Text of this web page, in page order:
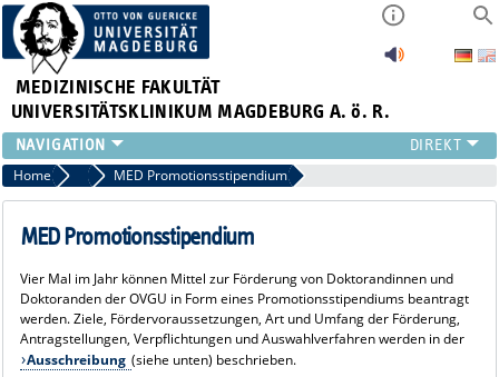
MEDIZINISCHE FAKULTÄT
UNIVERSITÄTSKLINIKUM MAGDEBURG A. ö. R.
INSTITUTE
KLINIKEN
ZENTRALE EINRICHTUNGEN
PRESSE
ÜBER UNS
INTERNATIONAL
INTRANET
Home Ausschreibungen für den wissenschaftlichen Nachwuchs
MED Promotionsstipendium
MED Promotionsstipendium
Vier Mal im Jahr können Mittel zur Förderung von Doktorandinnen und
Doktoranden der OVGU in Form eines Promotionsstipendiums beantragt
werden. Ziele, Fördervoraussetzungen, Art und Umfang der Förderung,
Antragstellungen, Verpflichtungen und Auswahlverfahren werden in der
Ausschreibung (siehe unten) beschrieben.